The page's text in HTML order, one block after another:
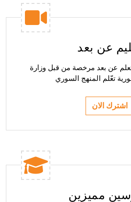
عن بعد
عن بعد مرخصة من قبل وزارة
اشترك الان
مميزين